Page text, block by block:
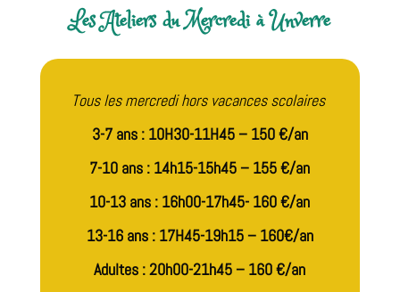
Les Ateliers du Mercredi à Unverre
Tous les mercredi hors vacances scolaires
3-7 ans : 10H30-11H45 – 150 €/an
7-10 ans : 14h15-15h45 – 155 €/an
10-13 ans : 16h00-17h45- 160 €/an
13-16 ans : 17H45-19h15 – 160€/an
Adultes : 20h00-21h45 – 160 €/an